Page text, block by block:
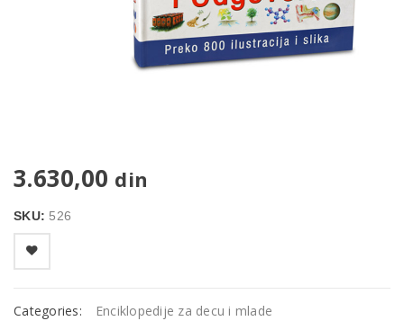
3.630,00 din
SKU: 526
Categories: Enciklopedije za decu i mlade